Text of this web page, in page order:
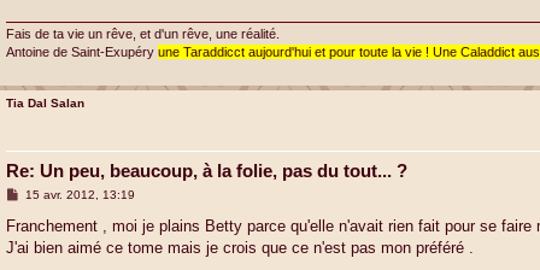
Fais de ta vie un rêve, et d'un rêve, une réalité.
Antoine de Saint-Exupéry une Taraddicct aujourd'hui et pour toute la vie ! Une Caladdict
Tia Dal Salan
Re: Un peu, beaucoup, à la folie, pas du tout... ?
M
s
a
15 avr. 2012, 13:19
Franchement , moi je plains Betty parce qu'elle n'avait rien fait pour se faire
J'ai bien aimé ce tome mais je crois que ce n'est pas mon préféré .